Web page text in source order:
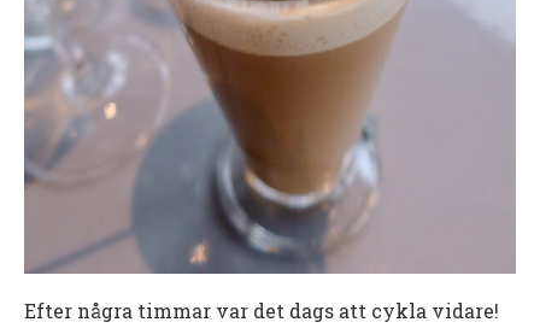
Efter några timmar var det dags att cykla vidare!